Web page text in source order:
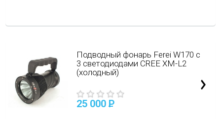
Подводный фонарь Ferei W170 с
3 светодиодами CREE XM-L2
(холодный)
25 000 P